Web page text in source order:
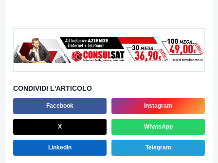
CONDIVIDI L'ARTICOLO
Facebook Instagram
X WhatsApp
LinkedIn Telegram